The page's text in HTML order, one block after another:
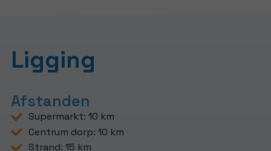
Ligging
Afstanden
Supermarkt: 10 km
Centrum dorp: 10 km
Strand: 15 km